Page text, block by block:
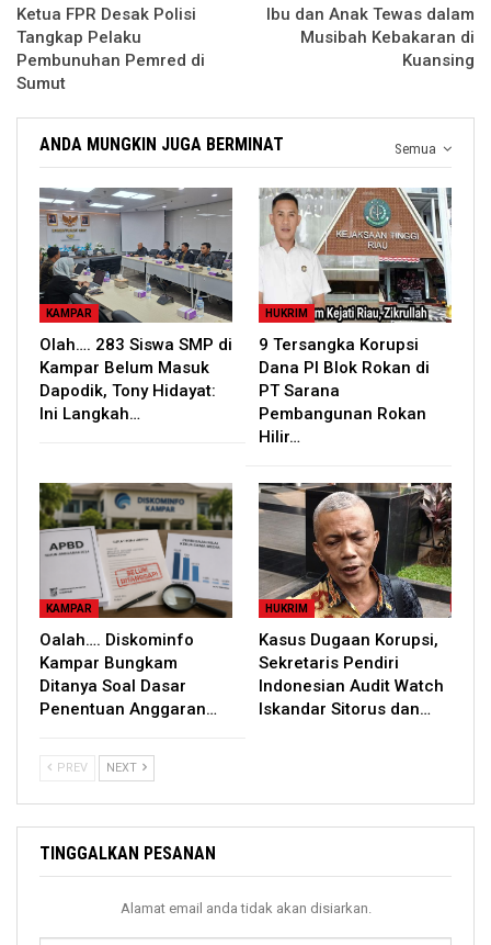
Ketua FPR Desak Polisi
Tangkap Pelaku
Pembunuhan Pemred di
Sumut
Ibu dan Anak Tewas dalam
Musibah Kebakaran di
Kuansing
Semua
ANDA MUNGKIN JUGA BERMINAT
KAMPAR
Olah…. 283 Siswa SMP di
Kampar Belum Masuk
Dapodik, Tony Hidayat:
Ini Langkah…
HUKRIM
9 Tersangka Korupsi
Dana PI Blok Rokan di
PT Sarana
Pembangunan Rokan
Hilir…
KAMPAR
Oalah…. Diskominfo
Kampar Bungkam
Ditanya Soal Dasar
Penentuan Anggaran…
HUKRIM
Kasus Dugaan Korupsi,
Sekretaris Pendiri
Indonesian Audit Watch
Iskandar Sitorus dan…
PREV NEXT
TINGGALKAN PESANAN
Alamat email anda tidak akan disiarkan.